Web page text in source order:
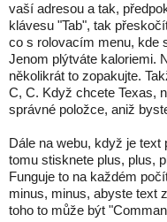
vaší adresou a tak,
klávesu "Tab", tak
co s rolovacím menu, kde
Jenom plýtváte kaloriemi.
několikrát to zopakujte.
C, C. Když chcete Texas,
správné položce, aniž
Dále na webu, když je
tomu stisknete plus, plus,
Funguje to na každém
minus, minus, abyste text
toho to může být